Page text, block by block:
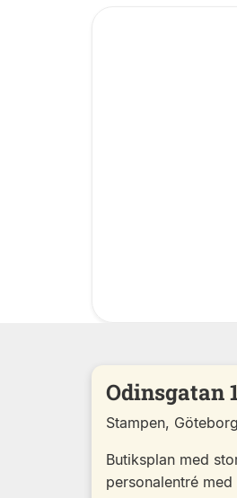
Odinsgatan
Stampen,
Butiksplan med
personalentré